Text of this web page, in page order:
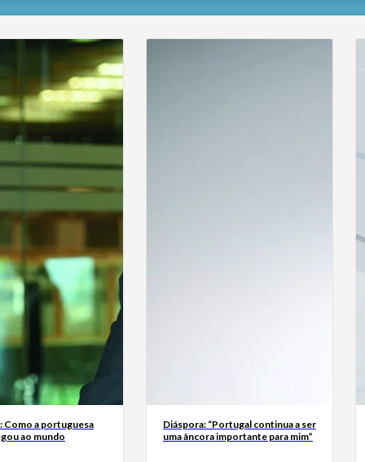
Como a portuguesa
ao mundo
Diáspora: “Portugal continua a ser
uma âncora importante para mim”